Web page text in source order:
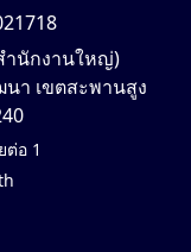
ำนักงานใหญ่)
า เขตสะพานสูง
ต่อ 1